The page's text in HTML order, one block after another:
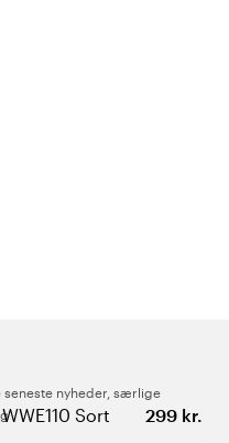
Sort 299 kr.
seneste nyheder, særlige